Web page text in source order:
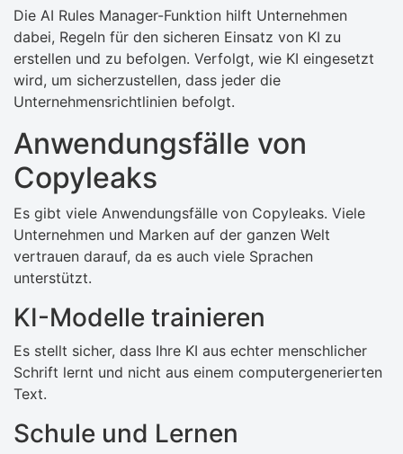
Die AI Rules Manager-Funktion hilft Unternehmen
dabei, Regeln für den sicheren Einsatz von KI zu
erstellen und zu befolgen. Verfolgt, wie KI eingesetzt
wird, um sicherzustellen, dass jeder die
Unternehmensrichtlinien befolgt.
Anwendungsfälle von
Copyleaks
Es gibt viele Anwendungsfälle von Copyleaks. Viele
Unternehmen und Marken auf der ganzen Welt
vertrauen darauf, da es auch viele Sprachen
unterstützt.
KI-Modelle trainieren
Es stellt sicher, dass Ihre KI aus echter menschlicher
Schrift lernt und nicht aus einem computergenerierten
Text.
Schule und Lernen